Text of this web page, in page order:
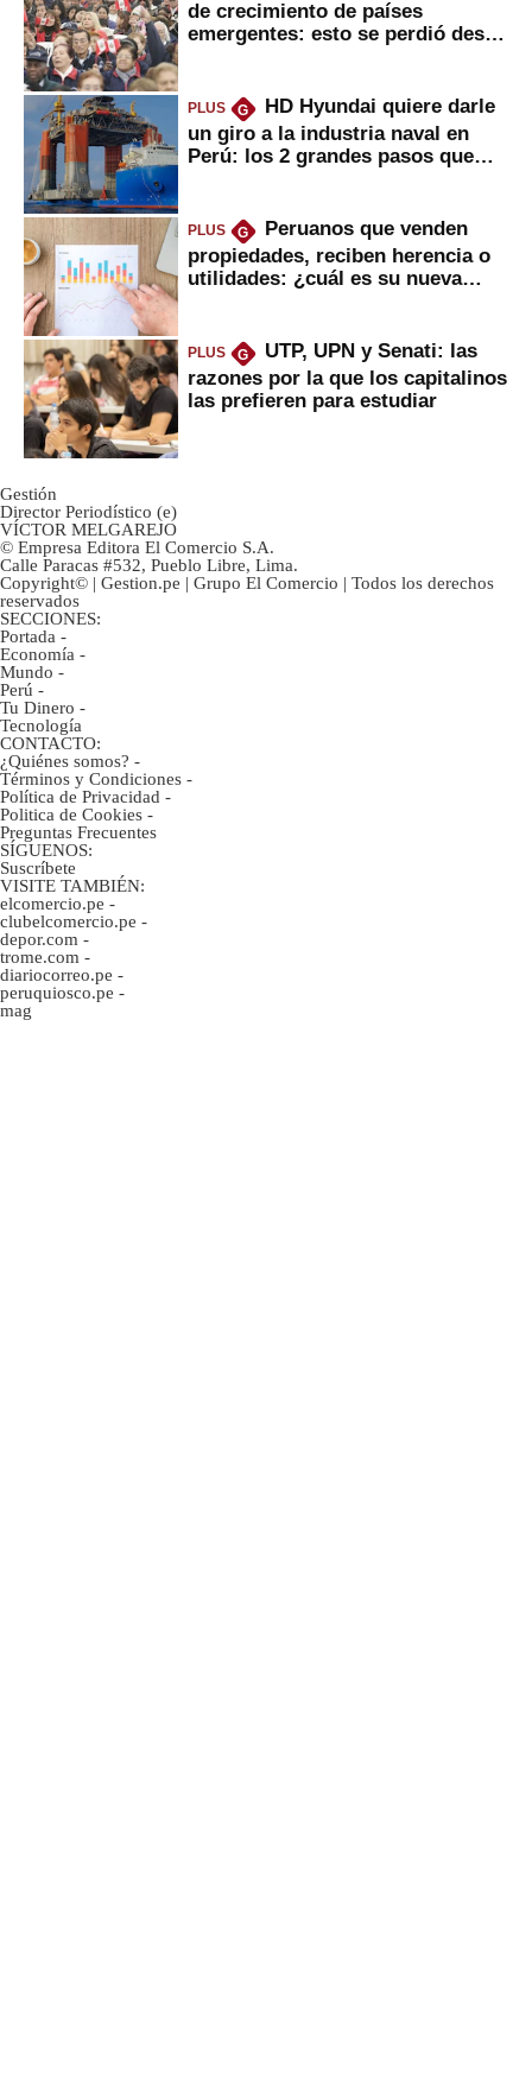
de crecimiento de países
emergentes: esto se perdió desde
PLUS G
HD Hyundai quiere darle
un giro a la industria naval en
Perú: los 2 grandes pasos que
PLUS G
Peruanos que venden
propiedades, reciben herencia o
utilidades: ¿cuál es su nueva
PLUS G
UTP, UPN y Senati: las
razones por la que los capitalinos
las prefieren para estudiar
Gestión
Director Periodístico (e)
VÍCTOR MELGAREJO
© Empresa Editora El Comercio S.A.
Calle Paracas #532, Pueblo Libre, Lima.
Copyright© | Gestion.pe | Grupo El Comercio | Todos los derechos
reservados
SECCIONES:
Portada -
Economía -
Mundo -
Perú -
Tu Dinero -
Tecnología
CONTACTO:
¿Quiénes somos? -
Términos y Condiciones -
Política de Privacidad -
Politica de Cookies -
Preguntas Frecuentes
SÍGUENOS:
Suscríbete
VISITE TAMBIÉN:
elcomercio.pe -
clubelcomercio.pe -
depor.com -
trome.com -
diariocorreo.pe -
peruquiosco.pe -
mag